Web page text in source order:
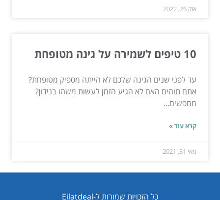
אוק 26, 2022
10 טיפים לשמירה על גינה מטופחת
עד לפני שנים הגינה שלכם לא הייתה מספיק מטופחת?
אתם תוהים האם לא הגיע הזמן לעשות משהו בנידון?
מחפשים...
קרא עוד »
מאי 31, 2021
כל הזכויות שמורות ל-Eilatdeal